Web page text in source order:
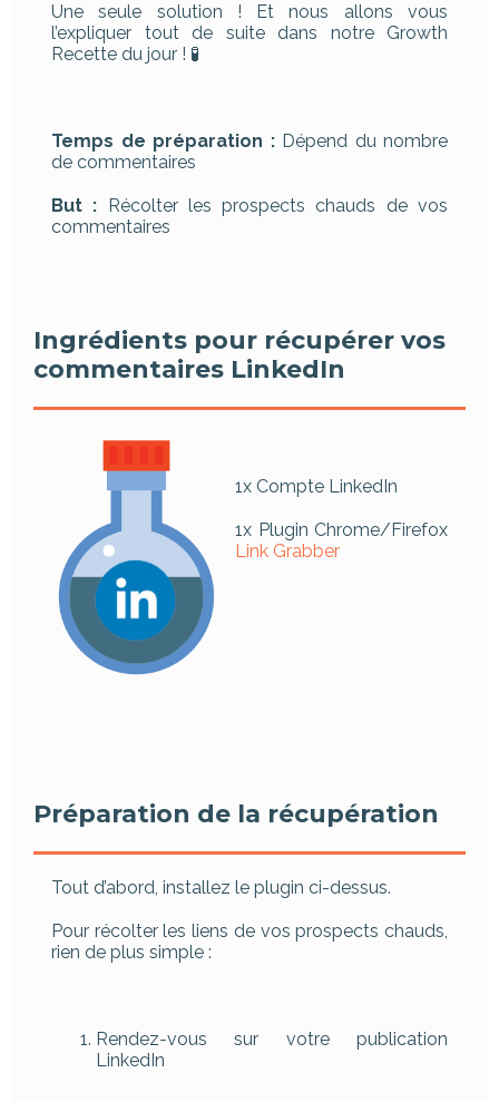
Une seule solution ! Et nous allons vous
l’expliquer tout de suite dans notre Growth
Recette du jour ! 🧪
Temps de préparation :Dépend du nombre
de commentaires
But :
Récolter les prospects chauds de vos
commentaires
Ingrédients pour récupérer vos
commentaires LinkedIn
1x Compte LinkedIn
1x Plugin Chrome/Firefox
Link Grabber
Préparation de la récupération
Tout d’abord, installez le plugin ci-dessus.
Pour récolter les liens de vos prospects chauds,
rien de plus simple :
Rendez-vous sur votre publication
LinkedIn